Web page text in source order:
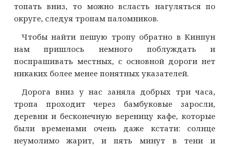
топать вниз, то можно всласть нагуляться по
округе, следуя тропам паломников.
Чтобы найти пешую тропу обратно в Кинпун
нам пришлось немного поблуждать и
поспрашивать местных, с основной дороги нет
никаких более менее понятных указателей.
Дорога вниз у нас заняла добрых три часа,
тропа проходит через бамбуковые заросли,
деревни и бесконечную вереницу кафе, которые
были временами очень даже кстати: солнце
неумолимо жарит, и пять минут в тени и